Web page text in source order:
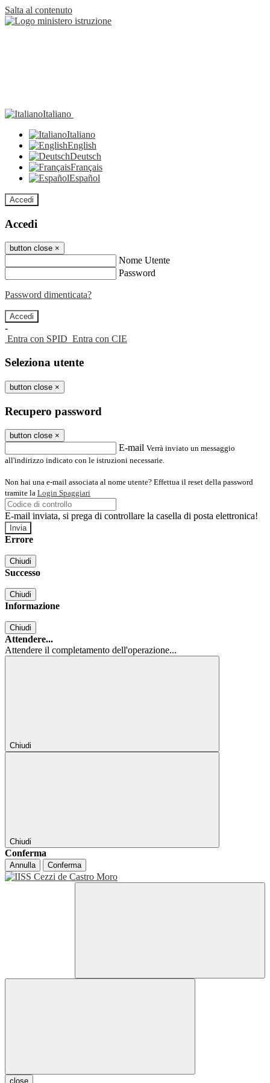
Salta al contenuto
Italiano
Italiano
English
Deutsch
Français
Español
Accedi
Accedi
button close ×
Nome Utente
Password
Password dimenticata?
-
Entra con SPID Entra con CIE
Seleziona utente
button close ×
Recupero password
button close ×
E-mail Verrà inviato un messaggio
all'indirizzo indicato con le istruzioni necessarie.
Non hai una e-mail associata al nome utente? Effettua il reset della password
tramite la Login Spaggiari
E-mail inviata, si prega di controllare la casella di posta elettronica!
Errore
Chiudi
Successo
Chiudi
Informazione
Chiudi
Attendere...
Attendere il completamento dell'operazione...
Chiudi
Chiudi
Conferma
Annulla Conferma
close